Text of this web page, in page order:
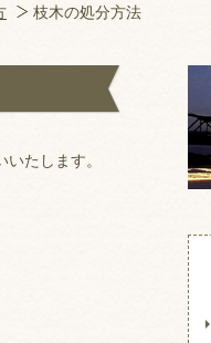
枝木の処分方法
たします。